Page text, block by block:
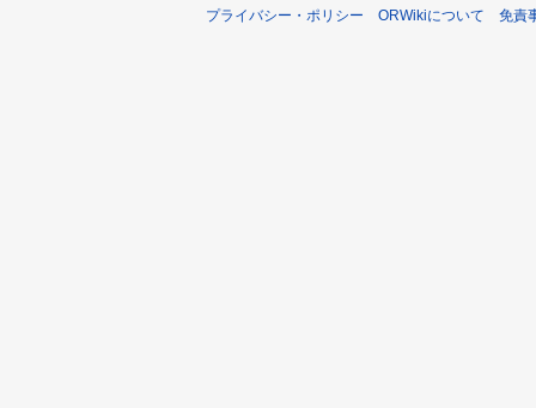
プライバシー・ポリシー ORWikiについて 免責